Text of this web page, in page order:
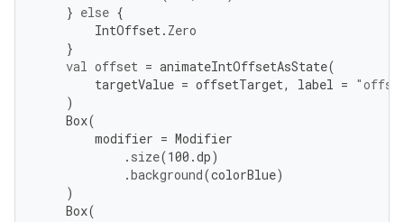
} else {
IntOffset. Zero
}
val offset = animateIntOffsetAsState(
targetValue = offsetTarget, label =
)
Box(
modifier = Modifier
. size(100.dp)
.background(colorBlue)
)
Box(